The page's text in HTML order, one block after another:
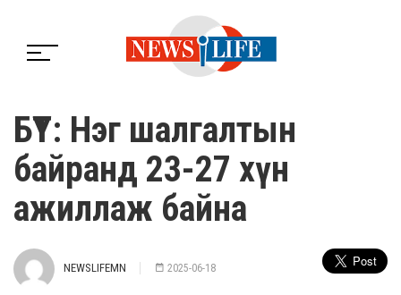
БҮТ: Нэг шалгалтын
байранд 23-27 хүн
ажиллаж байна
NEWSLIFEMN 2025-06-18